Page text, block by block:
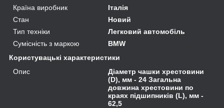
Країна виробник
Італія
Стан
Новий
Тип техніки
Легковий автомобіль
Сумісність з маркою
BMW
Користувацькі характеристики
Опис
Діаметр чашки хрестовини
(D), мм - 24 Загальна
довжина хрестовини по
краях підшипників (L), мм -
62,5